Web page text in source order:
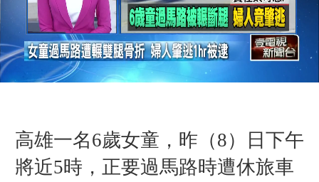
高雄一名6歲女童，昨（8）日下午
將近5時，正要過馬路時遭休旅車